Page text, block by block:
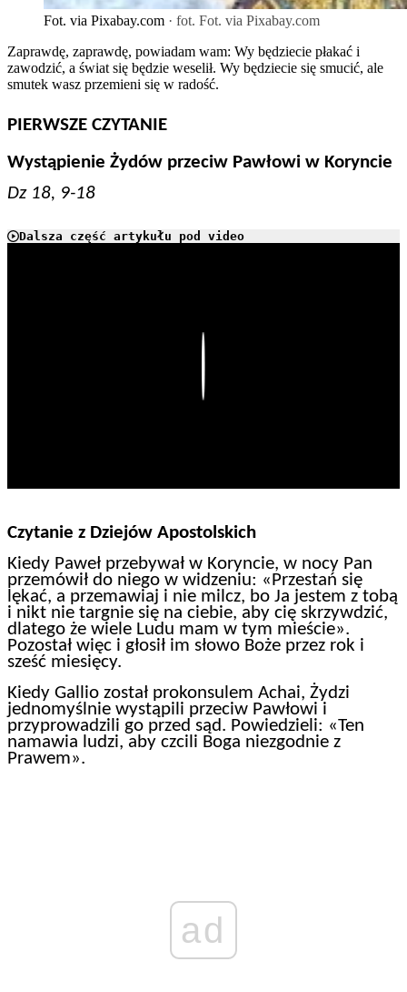
Fot. via Pixabay.com · fot. Fot. via Pixabay.com
Zaprawdę, zaprawdę, powiadam wam: Wy będziecie płakać i
zawodzić, a świat się będzie weselił. Wy będziecie się smucić, ale
smutek wasz przemieni się w radość.
PIERWSZE CZYTANIE
Wystąpienie Żydów przeciw Pawłowi w Koryncie
Dz 18, 9-18
Dalsza część artykułu pod video
Czytanie z Dziejów Apostolskich
Kiedy Paweł przebywał w Koryncie, w nocy Pan
przemówił do niego w widzeniu: «Przestań się
lękać, a przemawiaj i nie milcz, bo Ja jestem z tobą
i nikt nie targnie się na ciebie, aby cię skrzywdzić,
dlatego że wiele Ludu mam w tym mieście».
Pozostał więc i głosił im słowo Boże przez rok i
sześć miesięcy.
Kiedy Gallio został prokonsulem Achai, Żydzi
jednomyślnie wystąpili przeciw Pawłowi i
przyprowadzili go przed sąd. Powiedzieli: «Ten
namawia ludzi, aby czcili Boga niezgodnie z
Prawem».
ad